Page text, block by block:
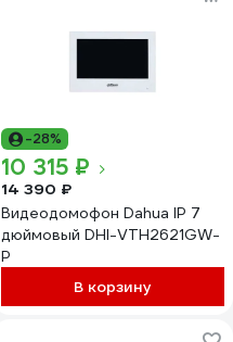
-28%
10 315 ₽
14 390 ₽
Видеодомофон Dahua IP 7
дюймовый DHI-VTH2621GW-
P
В корзину